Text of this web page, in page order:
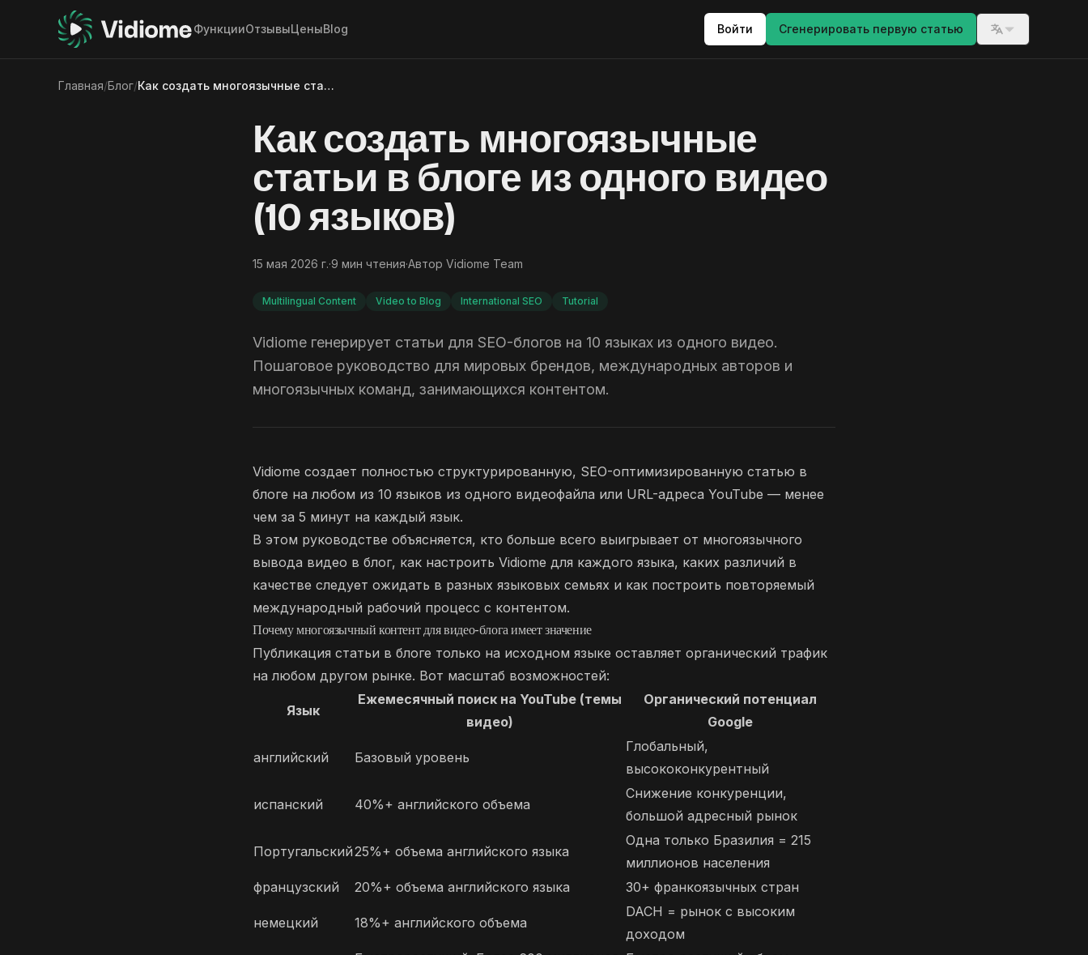
ФункцииОтзывыЦеныBlog Войти Сгенерировать первую статью Switch
Главная/Блог/ Как создать многоязычные статьи в блоге из одного видео (10 языков)
Как создать многоязычные
статьи в блоге из одного видео
(10 языков)
15 мая 2026 г.·9 мин чтения·Автор Vidiome Team
Multilingual Content Video to Blog International SEO Tutorial
Vidiome генерирует статьи для SEO-блогов на 10 языках из одного видео.
Пошаговое руководство для мировых брендов, международных авторов и
многоязычных команд, занимающихся контентом.
Vidiome создает полностью структурированную, SEO-оптимизированную статью в
блоге на любом из 10 языков из одного видеофайла или URL-адреса YouTube — менее
чем за 5 минут на каждый язык.
В этом руководстве объясняется, кто больше всего выигрывает от многоязычного
вывода видео в блог, как настроить Vidiome для каждого языка, каких различий в
качестве следует ожидать в разных языковых семьях и как построить повторяемый
международный рабочий процесс с контентом.
Почему многоязычный контент для видео-блога имеет значение
Публикация статьи в блоге только на исходном языке оставляет органический трафик
на любом другом рынке. Вот масштаб возможностей:
Язык
Ежемесячный поиск на YouTube (темы
видео)
Органический потенциал
Google
английский Базовый уровень
Глобальный,
высококонкурентный
испанский 40%+ английского объема
Снижение конкуренции,
большой адресный рынок
Португальский25%+ объема английского языка
Одна только Бразилия = 215
миллионов населения
французский
20%+ объема английского языка 30+ франкоязычных стран
немецкий 18%+ английского объема
DACH = рынок с высоким
доходом